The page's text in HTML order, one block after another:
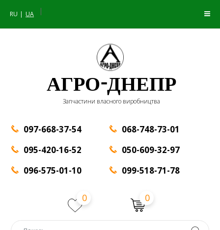
RU UA |
АГРО-ДНЕПР
Запчастини власного виробництва
097-668-37-54
095-420-16-52
096-575-01-10
068-748-73-01
050-609-32-97
099-518-71-78
0 0